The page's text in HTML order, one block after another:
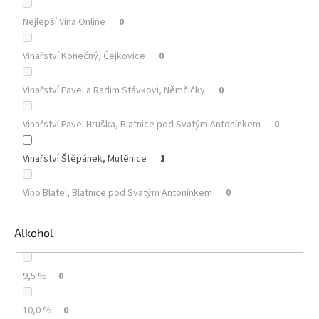
Akční
nabídka
Poslední
láhve
skladem
Cuvée
vína
Klarety
Vína
podle
Víno
obsahu
Dárkové
Nejlepší Vína Online 0
Vinařství Konečný, Čejkovice 0
Vinařství Pavel a Radim Stávkovi, Němčičky 0
Vinařství Pavel Hruška, Blatnice pod Svatým Antonínkem 0
Vinařství Štěpánek, Mutěnice 1
Víno Blatel, Blatnice pod Svatým Antonínkem 0
Alkohol
9,5 % 0
10,0 % 0